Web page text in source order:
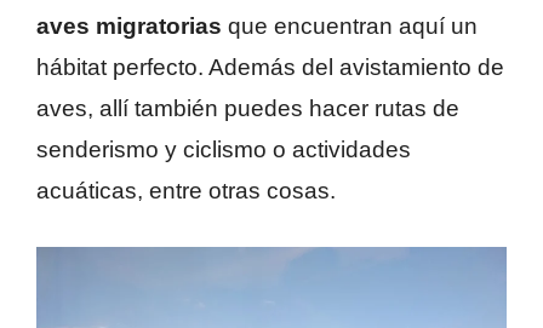
aves migratorias que encuentran aquí un
hábitat perfecto. Además del avistamiento de
aves, allí también puedes hacer rutas de
senderismo y ciclismo o actividades
acuáticas, entre otras cosas.